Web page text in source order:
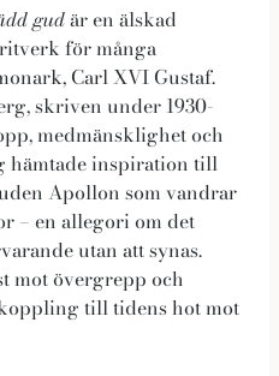
gudär en älskad
för många
Carl XVI Gustaf.
skriven under 1930-
medmänsklighet och
hämtade inspiration till
Apollon som vandrar
– en allegori om det
utan att synas.
mot övergrepp och
till tidens hot mot
över huvud
taget ska
fungera.
Upplevelse
Dessa kakor
gör att vår
hemsida ska
prestera så
bra som